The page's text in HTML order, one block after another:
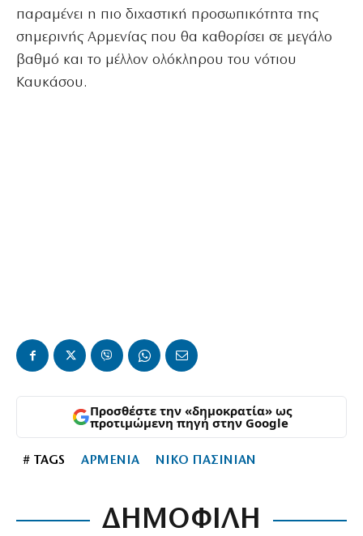
παραμένει η πιο διχαστική προσωπικότητα της
σημερινής Αρμενίας που θα καθορίσει σε μεγάλο
βαθμό και το μέλλον ολόκληρου του νότιου
Καυκάσου.
Προσθέστε την «δημοκρατία» ως
προτιμώμενη πηγή στην Google
# TAGS ΑΡΜΕΝΙΑ ΝΙΚΟ ΠΑΣΙΝΙΑΝ
ΔΗΜΟΦΙΛΗ